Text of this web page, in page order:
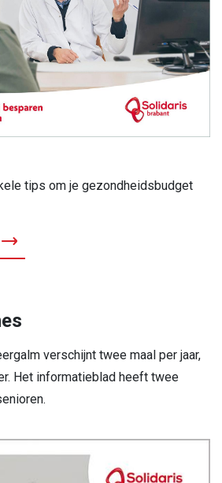
tips om je gezondheidsbudget
verschijnt twee maal per jaar,
Het informatieblad heeft twee